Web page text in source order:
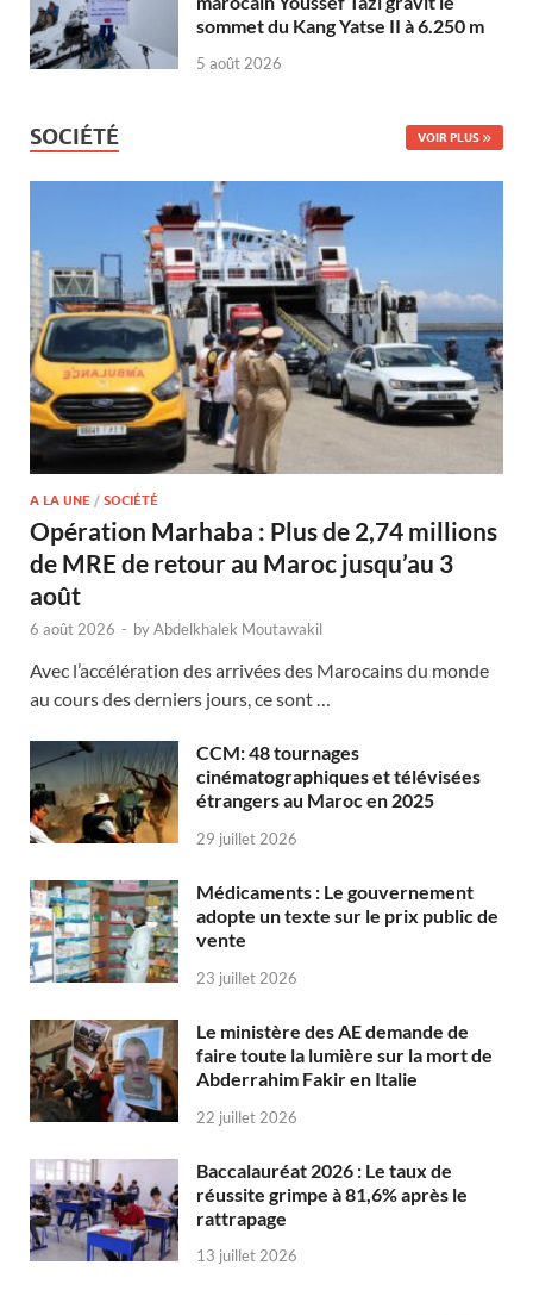
sommet du Kang Yatse II à 6.250 m
5 août 2026
SOCIÉTÉ VOIR PLUS
A LA UNE / SOCIÉTÉ
Opération Marhaba : Plus de 2,74 millions
de MRE de retour au Maroc jusqu’au 3
août
6 août 2026 - byAbdelkhalek Moutawakil
Avec l’accélération des arrivées des Marocains du monde
au cours des derniers jours, ce sont …
CCM: 48 tournages
cinématographiques et télévisées
étrangers au Maroc en 2025
29 juillet 2026
Médicaments : Le gouvernement
adopte un texte sur le prix public de
vente
23 juillet 2026
Le ministère des AE demande de
faire toute la lumière sur la mort de
Abderrahim Fakir en Italie
22 juillet 2026
Baccalauréat 2026 : Le taux de
réussite grimpe à 81,6% après le
rattrapage
13 juillet 2026